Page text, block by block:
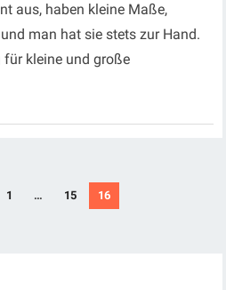
aus, haben kleine Maße,
man hat sie stets zur Hand.
für kleine und große
1 … 15 16